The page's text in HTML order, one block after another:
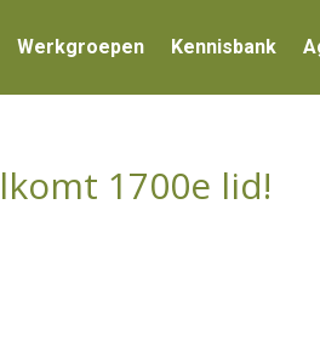
Werkgroepen Kennisbank
1700e lid!